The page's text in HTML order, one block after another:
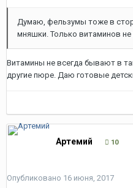
Думаю, фельзумы тоже в
мняшки. Только витаминов
Витамины не всегда бывают в
другие пюре. Даю готовые
Артемий 10
Опубликовано 16 июня, 2017